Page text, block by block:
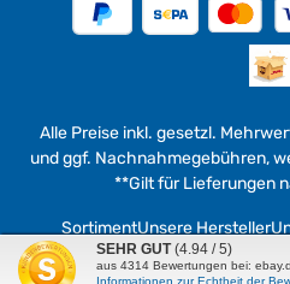
Alle Preise inkl. gesetzl.
und ggf. Nachnahmegebühren,
**Gilt für Lieferungen
© 2026 werkzeuge4u -
SortimentUnsere Hersteller
SEHR GUT (4.94 / 5)
aus 4314 Bewertungen bei:
Informationen zur Echtheit der